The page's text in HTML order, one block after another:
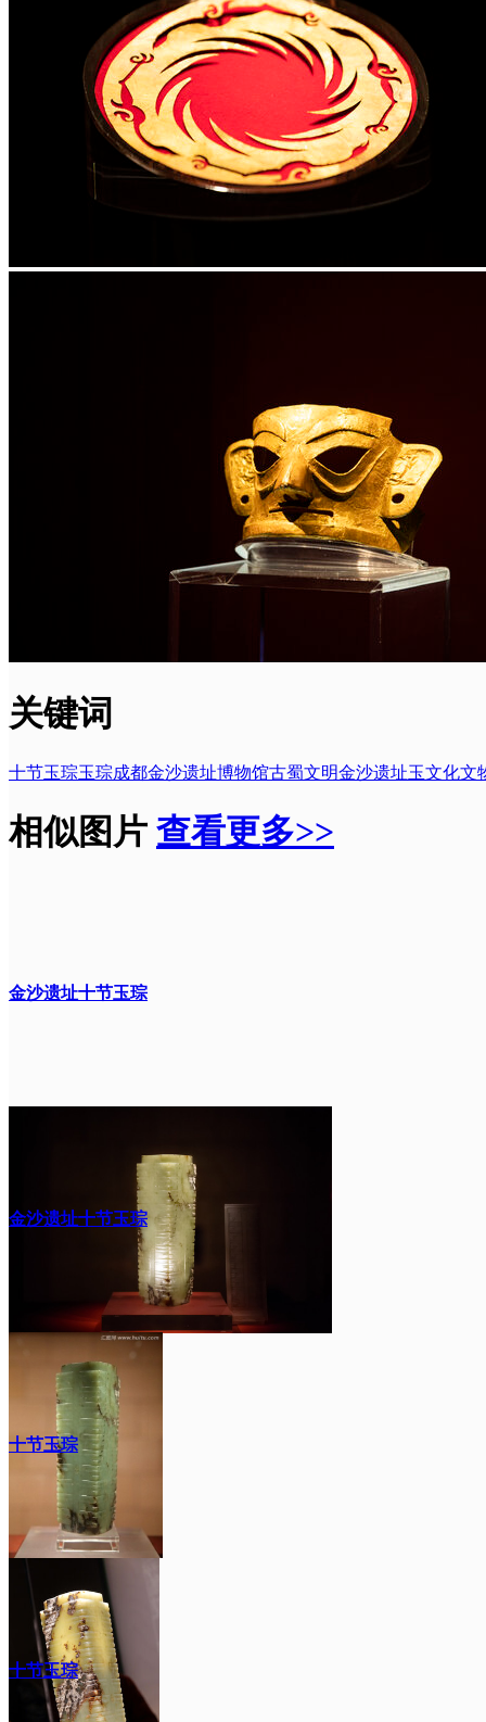
关键词
十节玉琮玉琮成都金沙遗址博物馆古蜀文明金沙遗址玉文化文
相似图片 查看更多>>
金沙遗址十节玉琮
金沙遗址十节玉琮
十节玉琮
十节玉琮